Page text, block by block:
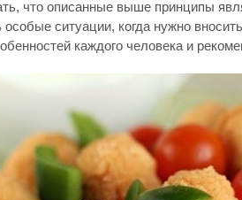
что описанные выше принципы
особые ситуации, когда нужно
каждого человека и